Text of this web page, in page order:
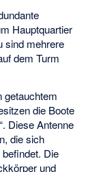
Hauptquartier
sind mehrere
dem Turm
getauchtem
die Boote
Diese Antenne
die sich
Die
und